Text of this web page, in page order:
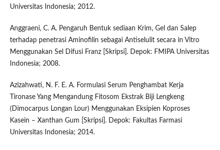
Universitas Indonesia; 2012.
Anggraeni, C. A. Pengaruh Bentuk sediaan Krim, Gel dan Salep
terhadap penetrasi Aminofilin sebagai Antiselulit secara in Vitro
Menggunakan Sel Difusi Franz [Skripsi]. Depok: FMIPA Universitas
Indonesia; 2008.
Azizahwati, N. F. E. A. Formulasi Serum Penghambat Kerja
Tironase Yang Mengandung Fitosom Ekstrak Biji Lengkeng
(Dimocarpus Longan Lour) Menggunakan Eksipien Koproses
Kasein – Xanthan Gum [Skripsi]. Depok: Fakultas Farmasi
Universitas Indonesia; 2014.